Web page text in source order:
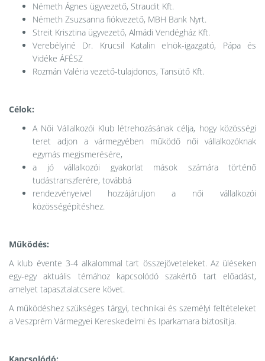
Németh Ágnes ügyvezető, Straudit Kft.
Németh Zsuzsanna fiókvezető, MBH Bank Nyrt.
Streit Krisztina ügyvezető, Almádi Vendégház Kft.
Verebélyiné Dr. Krucsil Katalin elnök-igazgató, Pápa és
Vidéke ÁFÉSZ
Rozmán Valéria vezető-tulajdonos, Tansütő Kft.
Célok:
A Női Vállalkozói Klub létrehozásának célja, hogy közösségi
teret adjon a vármegyében működő női vállalkozóknak
egymás megismerésére,
a jó vállalkozói gyakorlat mások számára történő
tudástranszferére, továbbá
rendezvényeivel hozzájáruljon a női vállalkozói
közösségépítéshez.
Működés:
A klub évente 3-4 alkalommal tart összejöveteleket. Az üléseken
egy-egy aktuális témához kapcsolódó szakértő tart előadást,
amelyet tapasztalatcsere követ.
A működéshez szükséges tárgyi, technikai és személyi feltételeket
a Veszprém Vármegyei Kereskedelmi és Iparkamara biztosítja.